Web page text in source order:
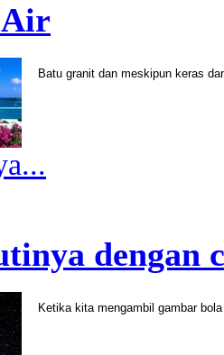
Air
Batu granit dan meskipun keras
dengan
Ketika kita mengambil gambar